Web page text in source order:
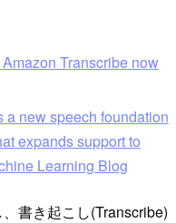
Transcribe now
new speech foundation
expands support to
Learning Blog
書き起こし(Transcribe)